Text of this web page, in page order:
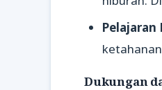
Pelajaran
Dukungan